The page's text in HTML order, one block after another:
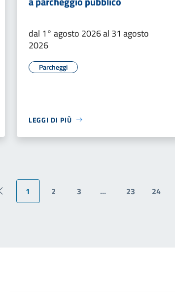
dal 1° agosto 2026 al 31 agosto
2026
Parcheggi
LEGGI DI PIÙ
Pagina precedente
1 2 3 ... 23 24